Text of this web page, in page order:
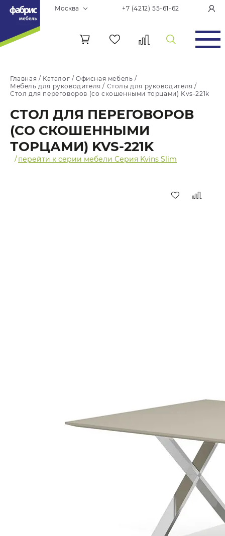
Москва +7 (4212) 55-61-62
Главная / Каталог /Офисная мебель /
Мебель для руководителя / Столы для руководителя /
Стол для переговоров (со скошенными торцами) Kvs-221k
СТОЛ ДЛЯ ПЕРЕГОВОРОВ
(СО СКОШЕННЫМИ
ТОРЦАМИ) KVS-221K
/перейти к серии мебели Серия Kvins Slim